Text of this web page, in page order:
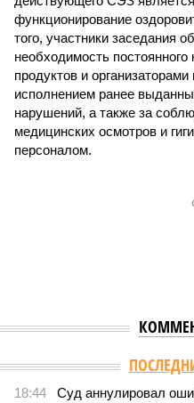
функционирование
того, участники заседания
необходимость
продуктов и
исполнением ранее
нарушений, а также за
медицинских осмотров и
персоналом.
Версия //Общество //
В регионе